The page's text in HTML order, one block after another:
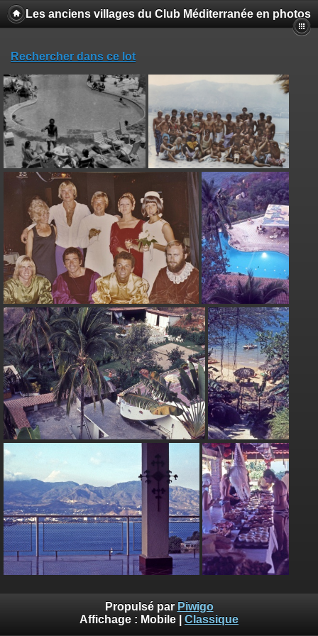
Les anciens villages du Club Méditerranée en photos
Rechercher dans ce lot
Propulsé par Piwigo
Affichage : Mobile Classique